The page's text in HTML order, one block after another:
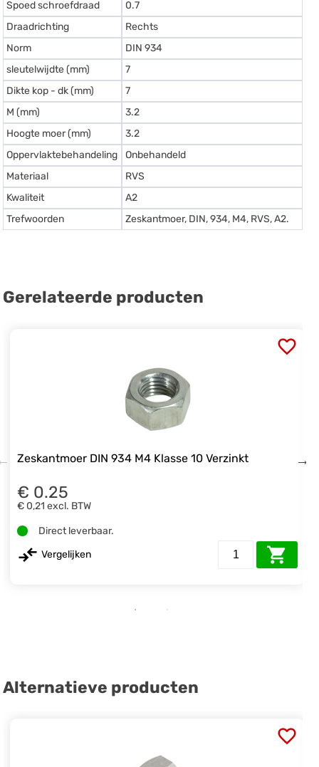
Spoed schroefdraad
0.7
Draadrichting
Rechts
Norm
DIN 934
sleutelwijdte (mm)
7
Dikte kop - dk (mm)
7
M (mm)
3.2
Hoogte moer (mm)
3.2
Oppervlaktebehandeling
Onbehandeld
Materiaal
RVS
Kwaliteit
A2
Trefwoorden
Zeskantmoer, DIN, 934, M4, RVS, A2.
Gerelateerde producten
Zeskantmoer DIN 934 M4 Klasse 10 Verzinkt
€ 0.25
€ 0,21 excl. BTW
Direct leverbaar.
Vergelijken
Alternatieve producten